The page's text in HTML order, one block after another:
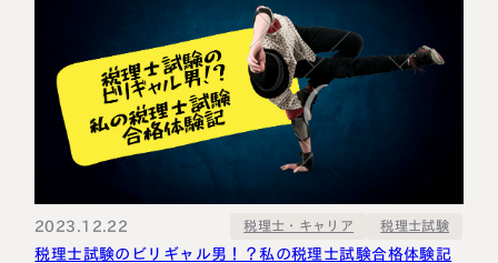
2023.12.22 税理士・キャリア 税理士試験
税理士試験のビリギャル男！？私の税理士試験合格体験記